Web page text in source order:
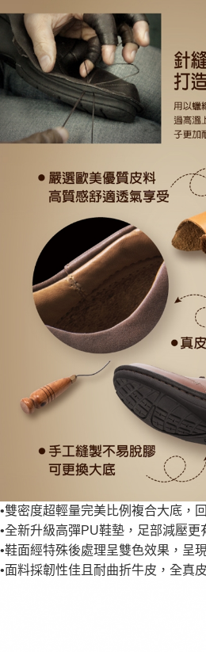
•雙密度超輕量完美比例複合大底，
•全新升級高彈PU鞋墊，足部減壓更
•鞋面經特殊後處理呈雙色效果，呈
•面料採韌性佳且耐曲折牛皮，全真